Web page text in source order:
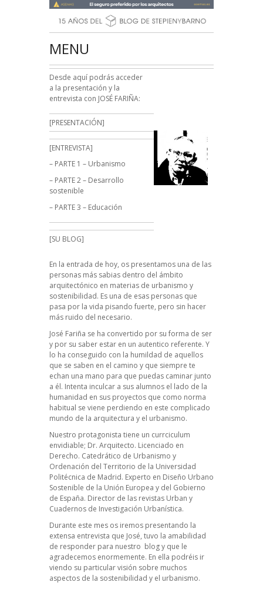
MENU
Desde aquí podrás acceder
a la presentación y la
entrevista con JOSÉ FARIÑA:
[PRESENTACIÓN]
[ENTREVISTA]
– PARTE 1 – Urbanismo
– PARTE 2 – Desarrollo
sostenible
– PARTE 3 – Educación
[SU BLOG]
En la entrada de hoy, os presentamos una de las
personas más sabias dentro del ámbito
arquitectónico en materias de urbanismo y
sostenibilidad. Es una de esas personas que
pasa por la vida pisando fuerte, pero sin hacer
más ruido del necesario.
José Fariña se ha convertido por su forma de ser
y por su saber estar en un autentico referente. Y
lo ha conseguido con la humildad de aquellos
que se saben en el camino y que siempre te
echan una mano para que puedas caminar junto
a él. Intenta inculcar a sus alumnos el lado de la
humanidad en sus proyectos que como norma
habitual se viene perdiendo en este complicado
mundo de la arquitectura y el urbanismo.
Nuestro protagonista tiene un currciculum
envidiable; Dr. Arquitecto. Licenciado en
Derecho. Catedrático de Urbanismo y
Ordenación del Territorio de la Universidad
Politécnica de Madrid. Experto en Diseño Urbano
Sostenible de la Unión Europea y del Gobierno
de España. Director de las revistas Urban y
Cuadernos de Investigación Urbanística.
Durante este mes os iremos presentando la
extensa entrevista que José, tuvo la amabilidad
de responder para nuestro blog y que le
agradecemos enormemente. En ella podréis ir
viendo su particular visión sobre muchos
aspectos de la sostenibilidad y el urbanismo.